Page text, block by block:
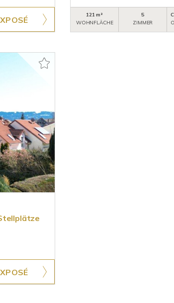
121 m²
WOHNFLÄCHE
5
ZIMMER